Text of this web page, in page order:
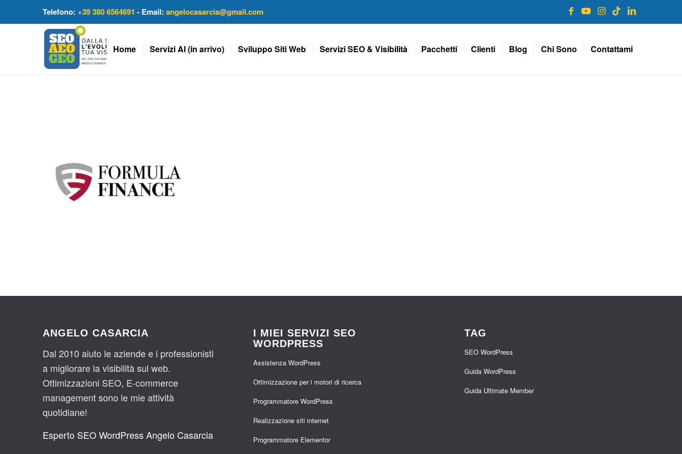
Telefono: +39 380 6564691 - Email: angelocasarcia@gmail.com
Home Servizi AI (in arrivo) Sviluppo Siti Web Servizi SEO & Visibilità Pacchetti Clienti Blog Chi Sono Contattami
ANGELO CASARCIA
Dal 2010 aiuto le aziende e i professionisti
a migliorare la visibilità sul web.
Ottimizzazioni SEO, E-commerce
management sono le mie attività
quotidiane!
Esperto SEO WordPress Angelo Casarcia
I MIEI SERVIZI SEO
WORDPRESS
Assistenza WordPress
Ottimizzazione per i motori di ricerca
Programmatore WordPress
Realizzazione siti internet
Programmatore Elementor
TAG
SEO WordPress
Guida WordPress
Guida Ultimate Member